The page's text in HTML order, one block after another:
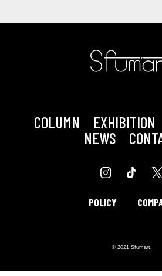
COLUMN EXHIBITION
NEWS
POLICY
© 2021 Sfumart.